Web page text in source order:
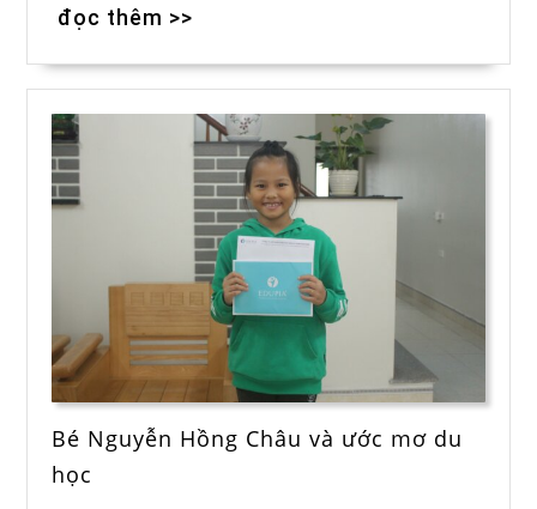
đọc thêm >>
Bé Nguyễn Hồng Châu và ước mơ du
học